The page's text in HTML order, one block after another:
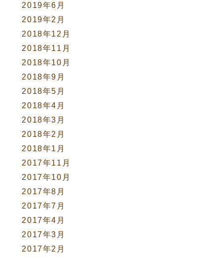
2019年6月
2019年2月
2018年12月
2018年11月
2018年10月
2018年9月
2018年5月
2018年4月
2018年3月
2018年2月
2018年1月
2017年11月
2017年10月
2017年8月
2017年7月
2017年4月
2017年3月
2017年2月